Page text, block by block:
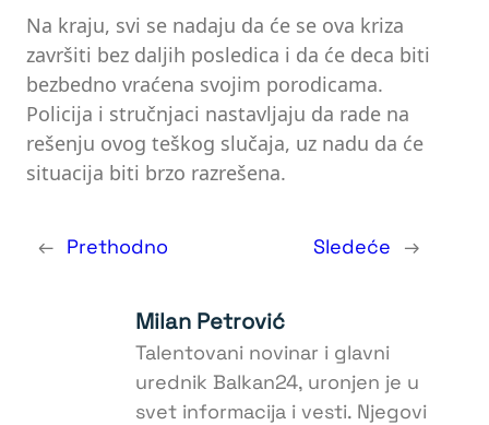
Na kraju, svi se nadaju da će se ova kriza
završiti bez daljih posledica i da će deca biti
bezbedno vraćena svojim porodicama.
Policija i stručnjaci nastavljaju da rade na
rešenju ovog teškog slučaja, uz nadu da će
situacija biti brzo razrešena.
← Prethodno Sledeće →
Milan Petrović
Talentovani novinar i glavni
urednik Balkan24, uronjen je u
svet informacija i vesti. Njegovi